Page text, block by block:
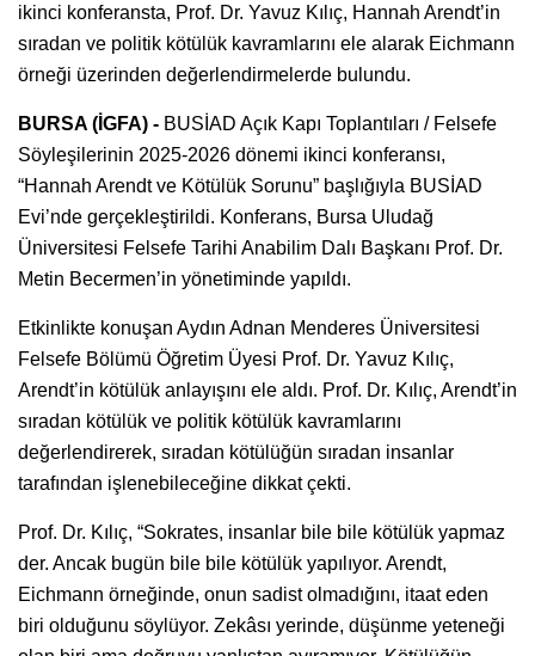
ikinci konferansta, Prof. Dr. Yavuz Kılıç, Hannah Arendt’in
sıradan ve politik kötülük kavramlarını ele alarak Eichmann
örneği üzerinden değerlendirmelerde bulundu.
BURSA (İGFA) - BUSİAD Açık Kapı Toplantıları / Felsefe
Söyleşilerinin 2025-2026 dönemi ikinci konferansı,
“Hannah Arendt ve Kötülük Sorunu” başlığıyla BUSİAD
Evi’nde gerçekleştirildi. Konferans, Bursa Uludağ
Üniversitesi Felsefe Tarihi Anabilim Dalı Başkanı Prof. Dr.
Metin Becermen’in yönetiminde yapıldı.
Etkinlikte konuşan Aydın Adnan Menderes Üniversitesi
Felsefe Bölümü Öğretim Üyesi Prof. Dr. Yavuz Kılıç,
Arendt’in kötülük anlayışını ele aldı. Prof. Dr. Kılıç, Arendt’in
sıradan kötülük ve politik kötülük kavramlarını
değerlendirerek, sıradan kötülüğün sıradan insanlar
tarafından işlenebileceğine dikkat çekti.
Prof. Dr. Kılıç, “Sokrates, insanlar bile bile kötülük yapmaz
der. Ancak bugün bile bile kötülük yapılıyor. Arendt,
Eichmann örneğinde, onun sadist olmadığını, itaat eden
biri olduğunu söylüyor. Zekâsı yerinde, düşünme yeteneği